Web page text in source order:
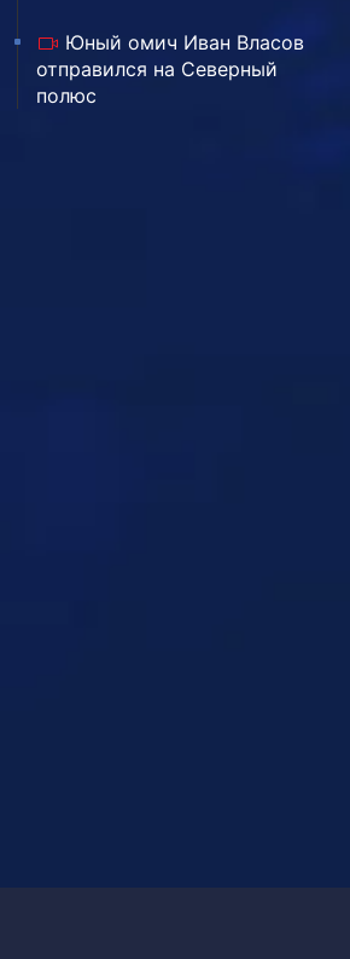
Юный омич Иван Власов
отправился на Северный
полюс